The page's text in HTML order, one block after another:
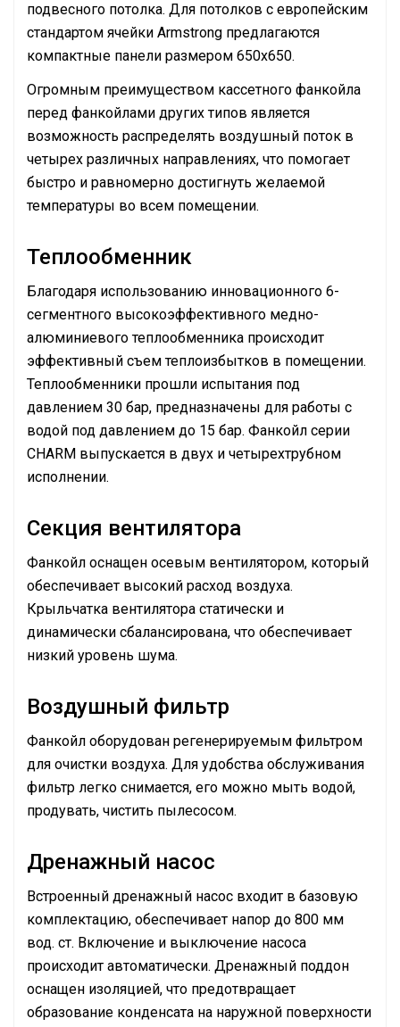
подвесного потолка. Для потолков с европейским
стандартом ячейки Armstrong предлагаются
компактные панели размером 650х650.
Огромным преимуществом кассетного фанкойла
перед фанкойлами других типов является
возможность распределять воздушный поток в
четырех различных направлениях, что помогает
быстро и равномерно достигнуть желаемой
температуры во всем помещении.
Теплообменник
Благодаря использованию инновационного 6-
сегментного высокоэффективного медно-
алюминиевого теплообменника происходит
эффективный съем теплоизбытков в помещении.
Теплообменники прошли испытания под
давлением 30 бар, предназначены для работы с
водой под давлением до 15 бар. Фанкойл серии
CHARM выпускается в двух и четырехтрубном
исполнении.
Секция вентилятора
Фанкойл оснащен осевым вентилятором, который
обеспечивает высокий расход воздуха.
Крыльчатка вентилятора статически и
динамически сбалансирована, что обеспечивает
низкий уровень шума.
Воздушный фильтр
Фанкойл оборудован регенерируемым фильтром
для очистки воздуха. Для удобства обслуживания
фильтр легко снимается, его можно мыть водой,
продувать, чистить пылесосом.
Дренажный насос
Встроенный дренажный насос входит в базовую
комплектацию, обеспечивает напор до 800 мм
вод. ст. Включение и выключение насоса
происходит автоматически. Дренажный поддон
оснащен изоляцией, что предотвращает
образование конденсата на наружной поверхности